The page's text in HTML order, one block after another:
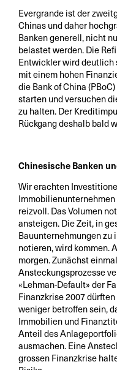
Evergrande ist der
Chinas und daher
Banken generell, nicht
belastet werden. Die
Entwickler wird deutlich
mit einem hohen
die Bank of China
starten und versuchen
zu halten. Der
Rückgang deshalb bald
Chinesische Banken
Wir erachten
reizvoll. Das Volumen
ansteigen. Die Zeit, in
Bauunternehmungen
notieren, wird kommen.
morgen. Zunächst
Ansteckungsprozesse
«Lehman-Default» der
Finanzkrise 2007
weniger betroffen sein,
Immobilien und
Anteil des
ausmachen. Eine
grossen Finanzkrise